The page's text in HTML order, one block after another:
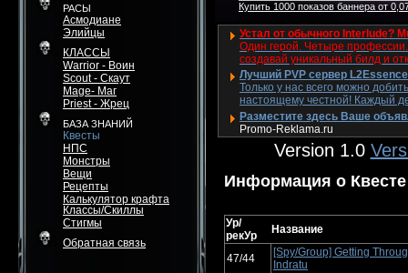
РАСЫ
Асмодиане
Элийцы
КЛАССЫ
Warrior - Воин
Scout - Скаут
Mage- Маг
Priest - Жрец
БАЗА ЗНАНИЙ
Квесты
НПС
Монстры
Вещи
Рецепты
Калькулятор крафта
Классы/Скиллы
Стигмы
Обратная связь
Купить 1000 показов баннера от
Устал от обычного Interlude?
Один герой. Четыре
создавай уникальный билд и
Лучший PVP сервер
Только у нас всего можно
настоящему честной! Каждый
Разместите здесь Ваше
Promo-Reklama.ru
Version 1.0
Информация о Квесте
Ур/
рекУр
Название
47/44
[Spy/Group] Getting
Indratu